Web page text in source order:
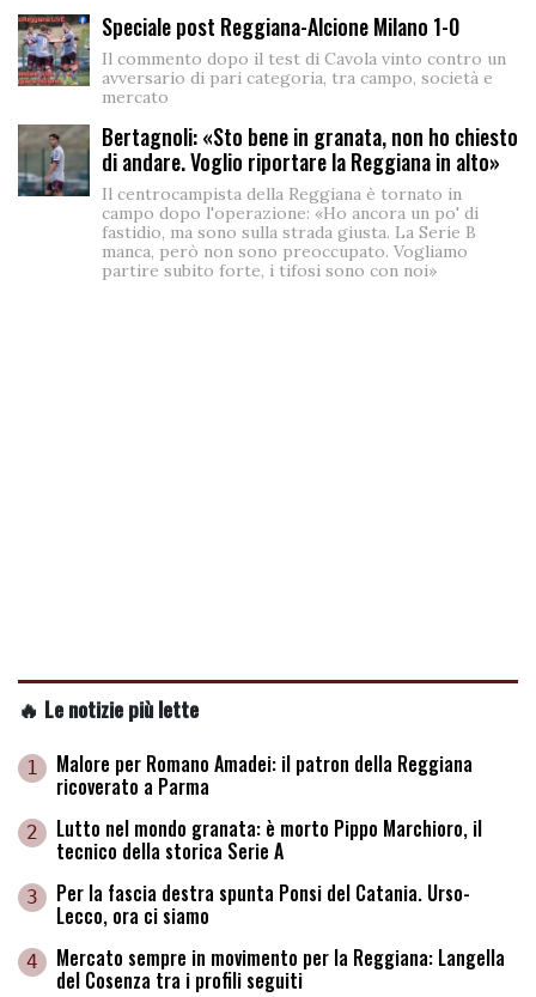
Speciale post Reggiana-Alcione Milano 1-0
Il commento dopo il test di Cavola vinto contro un
avversario di pari categoria, tra campo, società e
mercato
Bertagnoli: «Sto bene in granata, non ho chiesto
di andare. Voglio riportare la Reggiana in alto»
Il centrocampista della Reggiana è tornato in
campo dopo l'operazione: «Ho ancora un po' di
fastidio, ma sono sulla strada giusta. La Serie B
manca, però non sono preoccupato. Vogliamo
partire subito forte, i tifosi sono con noi»
🔥 Le notizie più lette
1 Malore per Romano Amadei: il patron della Reggiana
ricoverato a Parma
2 Lutto nel mondo granata: è morto Pippo Marchioro, il
tecnico della storica Serie A
3 Per la fascia destra spunta Ponsi del Catania. Urso-
Lecco, ora ci siamo
4 Mercato sempre in movimento per la Reggiana: Langella
del Cosenza tra i profili seguiti